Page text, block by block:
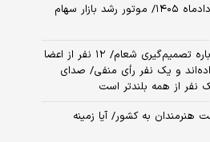
پیش بینی بورس فردا شنبه ۱۷ مردادماه ۱۴۰۵/ موتور رشد بازار سهام
اظهارات جدید معاون پزشکیان درباره تصمیم‌گیری شعام/ ۱۲ نفر از اعضا
و یک نفر رأی منفی/ صدای
نفر از همه بلندتر است
هنرمندان به کشور/ آیا زمینه